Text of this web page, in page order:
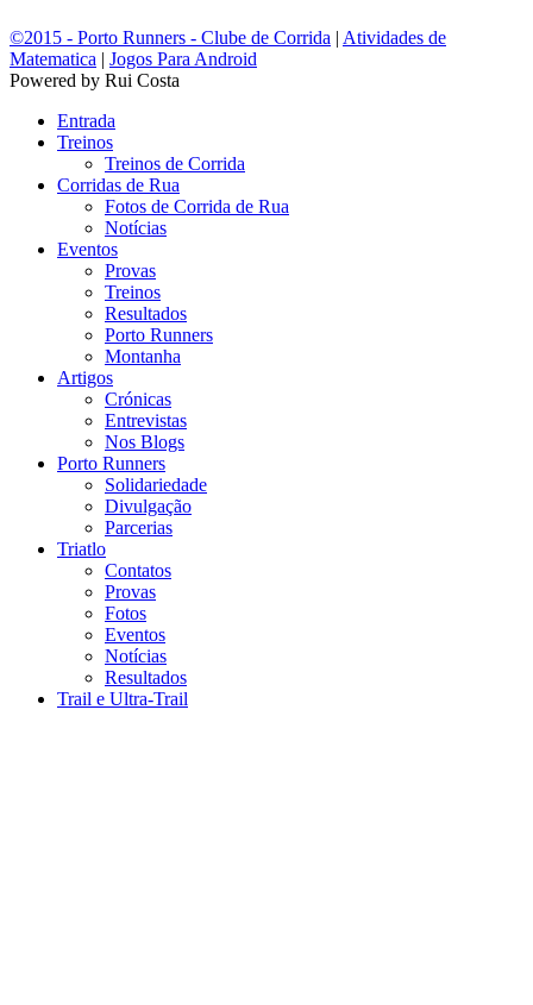
©2015 - Porto Runners - Clube de Corrida | Atividades de
Matematica | Jogos Para Android
Powered by Rui Costa
Entrada
Treinos
Treinos de Corrida
Corridas de Rua
Fotos de Corrida de Rua
Notícias
Eventos
Provas
Treinos
Resultados
Porto Runners
Montanha
Artigos
Crónicas
Entrevistas
Nos Blogs
Porto Runners
Solidariedade
Divulgação
Parcerias
Triatlo
Contatos
Provas
Fotos
Eventos
Notícias
Resultados
Trail e Ultra-Trail